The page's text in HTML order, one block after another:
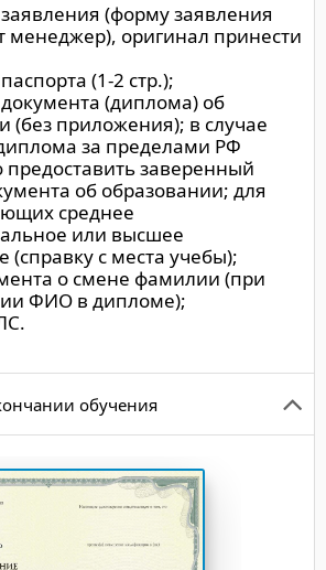
(форму заявления
менеджер), оригинал принести
(1-2 стр.);
(диплома) об
(без приложения); в случае
за пределами РФ
заверенный
об образовании; для
среднее
или высшее
(справку с места учебы);
о смене фамилии (при
ФИО в дипломе);
обучения